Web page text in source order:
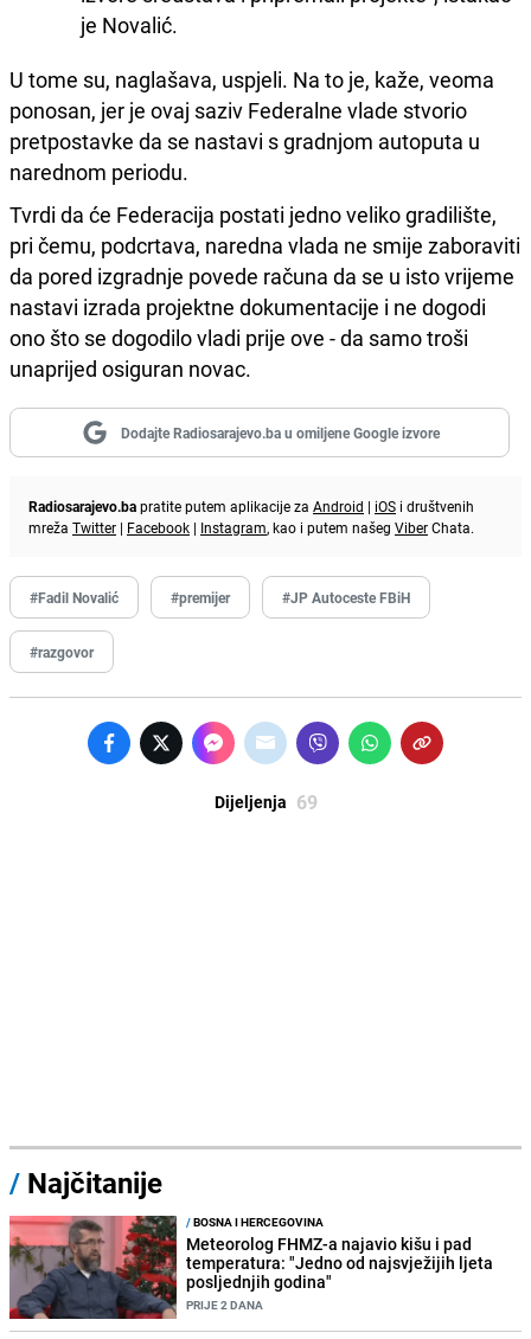
je Novalić.
U tome su, naglašava, uspjeli. Na to je, kaže, veoma
ponosan, jer je ovaj saziv Federalne vlade stvorio
pretpostavke da se nastavi s gradnjom autoputa u
narednom periodu.
Tvrdi da će Federacija postati jedno veliko gradilište,
pri čemu, podcrtava, naredna vlada ne smije zaboraviti
da pored izgradnje povede računa da se u isto vrijeme
nastavi izrada projektne dokumentacije i ne dogodi
ono što se dogodilo vladi prije ove - da samo troši
unaprijed osiguran novac.
Dodajte Radiosarajevo.ba u omiljene Google izvore
Radiosarajevo.bapratite putem aplikacije za Android | iOS i društvenih
mreža Twitter | Facebook | Instagram, kao i putem našeg ViberChata.
#Fadil Novalić #premijer #JP Autoceste FBiH
#razgovor
Dijeljenja 69
/ Najčitanije
/BOSNA I HERCEGOVINA
Meteorolog FHMZ-a najavio kišu i pad
temperatura: "Jedno od najsvježijih ljeta
posljednjih godina"
PRIJE 2 DANA